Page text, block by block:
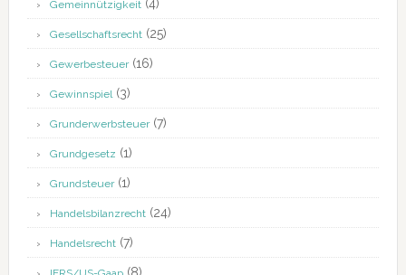
Gemeinnützigkeit(4)
Gesellschaftsrecht(25)
Gewerbesteuer(16)
Gewinnspiel(3)
Grunderwerbsteuer(7)
Grundgesetz (1)
Grundsteuer(1)
Handelsbilanzrecht(24)
Handelsrecht(7)